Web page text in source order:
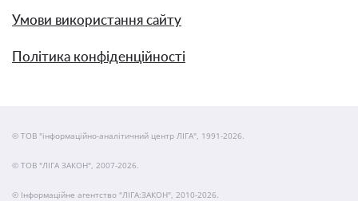
Умови використання сайту
Політика конфіденційності
© ТОВ "інформаційно-аналітичний центр ЛІГА", 1991-2026.
© ТОВ "ЛІГА ЗАКОН", 2007-2026.
© Інформаційне агентство "ЛІГА:ЗАКОН", 2010-2026.